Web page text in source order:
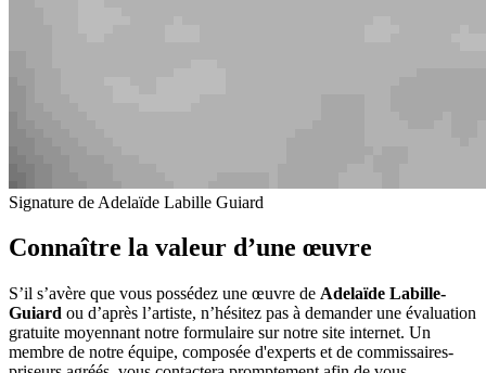
Signature de Adelaïde Labille Guiard
Connaître la valeur d’une œuvre
S’il s’avère que vous possédez une œuvre de Adelaïde Labille-
Guiard ou d’après l’artiste, n’hésitez pas à demander une évaluation
gratuite moyennant notre formulaire sur notre site internet. Un
membre de notre équipe, composée d'experts et de commissaires-